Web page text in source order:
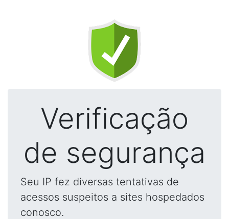
Verificação
de segurança
Seu IP fez diversas tentativas de
acessos suspeitos a sites hospedados
conosco.